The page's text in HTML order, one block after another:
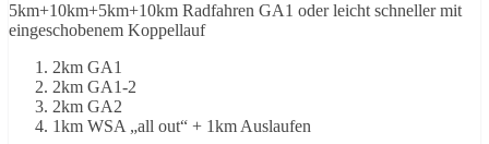
5km+10km+5km+10km Radfahren GA1 oder leicht schneller mit
eingeschobenem Koppellauf
2km GA1
2km GA1-2
2km GA2
1km WSA „all out“ + 1km Auslaufen